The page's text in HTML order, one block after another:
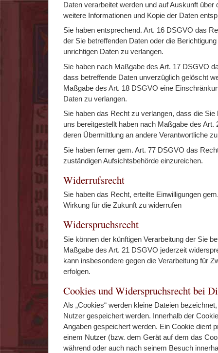
Daten verarbeitet werden und auf Auskunft über
weitere Informationen und Kopie der Daten
Sie haben entsprechend. Art. 16 DSGVO das
der Sie betreffenden Daten oder die
unrichtigen Daten zu verlangen.
Sie haben nach Maßgabe des Art. 17 DSGVO
dass betreffende Daten unverzüglich gelöscht
Maßgabe des Art. 18 DSGVO eine
Daten zu verlangen.
Sie haben das Recht zu verlangen, dass die Sie
uns bereitgestellt haben nach Maßgabe des
deren Übermittlung an andere Verantwortliche
Sie haben ferner gem. Art. 77 DSGVO das
zuständigen Aufsichtsbehörde einzureichen.
Widerrufsrecht
Sie haben das Recht, erteilte Einwilligungen
Wirkung für die Zukunft zu widerrufen
Widerspruchsrecht
Sie können der künftigen Verarbeitung der Sie
Maßgabe des Art. 21 DSGVO jederzeit
kann insbesondere gegen die Verarbeitung für
erfolgen.
Cookies und Widerspruchsrecht bei
Als „Cookies“ werden kleine Dateien
Nutzer gespeichert werden. Innerhalb der
Angaben gespeichert werden. Ein Cookie dient
einem Nutzer (bzw. dem Gerät auf dem das
während oder auch nach seinem Besuch